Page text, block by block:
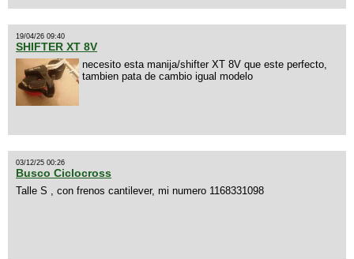
19/04/26 09:40
SHIFTER XT 8V
necesito esta manija/shifter XT 8V que este perfecto,
tambien pata de cambio igual modelo
03/12/25 00:26
Busco Ciclocross
Talle S , con frenos cantilever, mi numero 1168331098